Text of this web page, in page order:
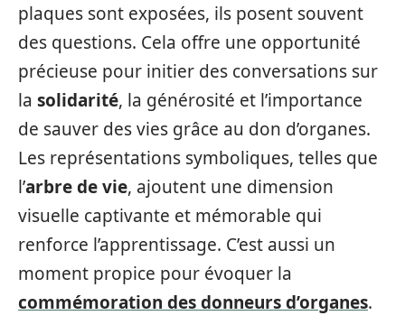
plaques sont exposées, ils posent souvent
des questions. Cela offre une opportunité
précieuse pour initier des conversations sur
la solidarité, la générosité et l’importance
de sauver des vies grâce au don d’organes.
Les représentations symboliques, telles que
l’arbre de vie, ajoutent une dimension
visuelle captivante et mémorable qui
renforce l’apprentissage. C’est aussi un
moment propice pour évoquer la
commémoration des donneurs d’organes.